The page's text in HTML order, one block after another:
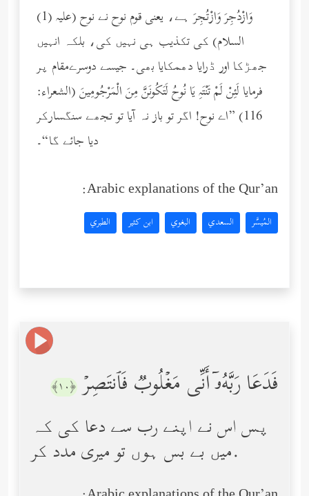
(1) وَازْدُجِرَ وَازْتُجِرَ ہے، یعنی قوم نوح نے نوح (عليه
السلام) کی تکذیب ہی نہیں کی، بلکہ انہیں
جھڑکا اور ڈرایا دھمکایا بھی۔ جیسے دوسرےمقام پر
فرمایا لَئِنْ لَمْ تَنْتَهِ يَا نُوحُ لَتَكُونَنَّ مِنَ الْمَرْجُومِينَ (الشعراء:
116) ”اے نوح! اگر تو باز نہ آیا تو تجھے سنگسارکر
دیا جائے گا“۔
Arabic explanations of the Qur’an:
المُيسَّر السعدي البغوي ابن كثير الطبري
فَدَعَا رَبَّهُۥۤ أَنِّی مَغۡلُوبࣱ فَٱنتَصِرۡ ﴿١٠﴾
پس اس نے اپنے رب سے دعا کی کہ
میں بے بس ہوں تو میری مدد کر.